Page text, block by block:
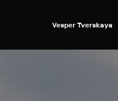
Vesper Tverskaya